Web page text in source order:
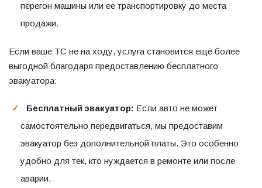
перегон машины или ее транспортировку до места
продажи.
Если ваше ТС не на ходу, услуга становится ещё более
выгодной благодаря предоставлению бесплатного
эвакуатора:
Бесплатный эвакуатор: Если авто не может
самостоятельно передвигаться, мы предоставим
эвакуатор без дополнительной платы. Это особенно
удобно для тек, кто нуждается в ремонте или после
аварии.